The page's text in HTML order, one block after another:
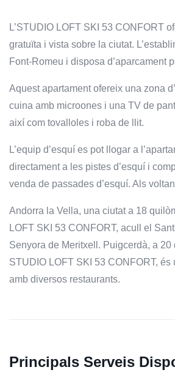
L’STUDIO LOFT SKI 53 CONFORT
gratuïta i vista sobre la ciutat.
Font-Romeu i disposa d’aparcament
Aquest apartament ofereix una zona
cuina amb microones i una TV de
així com tovalloles i roba de llit.
L’equip d’esquí es pot llogar a
directament a les pistes d’esquí i
venda de passades d’esquí. Als
Andorra la Vella, una ciutat a 18
LOFT SKI 53 CONFORT, acull el
Senyora de Meritxell. Puigcerdà, a 20
STUDIO LOFT SKI 53 CONFORT,
amb diversos restaurants.
Principals Serveis